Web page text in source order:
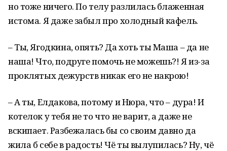
но тоже ничего. По телу разлилась блаженная
истома. Я даже забыл про холодный кафель.
– Ты, Ягодкина, опять? Да хоть ты Маша – да не
наша! Что, подруге помочь не можешь?! Я из-за
проклятых дежурств никак его не накрою!
– А ты, Елдакова, потому и Нюра, что – дура! И
котелок у тебя не то что не варит, а даже не
вскипает. Разбежалась бы со своим давно да
жила б себе в радость! Чё ты вылупилась? Ну, чё